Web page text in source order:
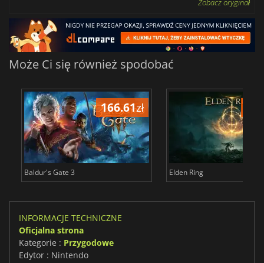
Może Ci się również spodobać
166.61zł
Baldur's Gate 3 Elden Ring
INFORMACJE TECHNICZNE
Oficjalna strona
Kategorie : Przygodowe
Edytor : Nintendo